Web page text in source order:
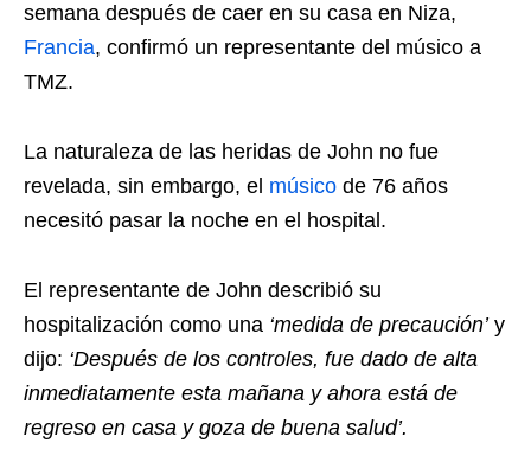
semana después de caer en su casa en Niza,
Francia, confirmó un representante del músico a
TMZ.
La naturaleza de las heridas de John no fue
revelada, sin embargo, el músico de 76 años
necesitó pasar la noche en el hospital.
El representante de John describió su
hospitalización como una ‘medida de precaución’y
dijo: ‘Después de los controles, fue dado de alta
inmediatamente esta mañana y ahora está de
regreso en casa y goza de buena salud’.